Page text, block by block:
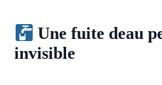
Une fuite deau
invisible